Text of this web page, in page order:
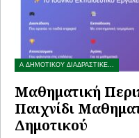
Α ΔΗΜΟΤΙΚΟΥ ΔΙΑΔΡΑΣΤΙΚΕΣ ΑΣΚΗΣΕΙΣ
Μαθηματική
Παιχνίδι
Δημοτικού